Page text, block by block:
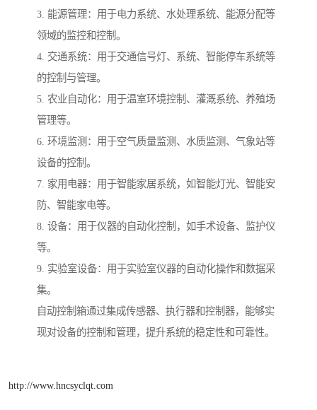
3. 能源管理：用于电力系统、水处理系统、能源分配等
领域的监控和控制。
4. 交通系统：用于交通信号灯、系统、智能停车系统等
的控制与管理。
5. 农业自动化：用于温室环境控制、灌溉系统、养殖场
管理等。
6. 环境监测：用于空气质量监测、水质监测、气象站等
设备的控制。
7. 家用电器：用于智能家居系统，如智能灯光、智能安
防、智能家电等。
8. 设备：用于仪器的自动化控制，如手术设备、监护仪
等。
9. 实验室设备：用于实验室仪器的自动化操作和数据采
集。
自动控制箱通过集成传感器、执行器和控制器，能够实
现对设备的控制和管理，提升系统的稳定性和可靠性。
http://www.hncsyclqt.com